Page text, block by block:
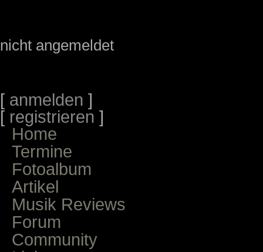
nicht angemeldet
[ anmelden ]
[ registrieren ]
Home
Termine
Fotoalbum
Artikel
Musik Reviews
Forum
Community